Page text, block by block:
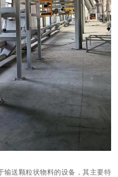
输送颗粒状物料的设备，其主要特